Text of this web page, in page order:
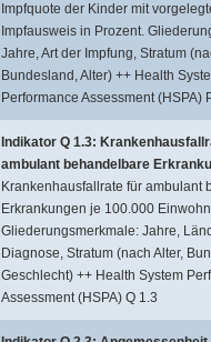
Impfquote der Kinder mit
Impfausweis in Prozent.
Jahre, Art der Impfung, Stratum
Bundesland, Alter) ++ Health
Performance Assessment (HSPA)
Indikator Q 1.3:
ambulant behandelbare
Krankenhausfallrate für ambulant
Erkrankungen je 100.000
Gliederungsmerkmale: Jahre,
Diagnose, Stratum (nach Alter,
Geschlecht) ++ Health System
Assessment (HSPA) Q 1.3